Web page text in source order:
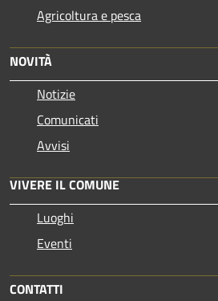
Agricoltura e pesca
NOVITÀ
Notizie
Comunicati
Avvisi
VIVERE IL COMUNE
Luoghi
Eventi
CONTATTI